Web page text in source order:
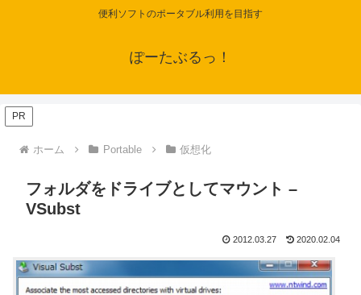
便利ソフトのポータブル利用を目指す
ぽーたぶるっ！
PR
ホーム Portable 仮想化
フォルダをドライブとしてマウント –
VSubst
2012.03.27 2020.02.04